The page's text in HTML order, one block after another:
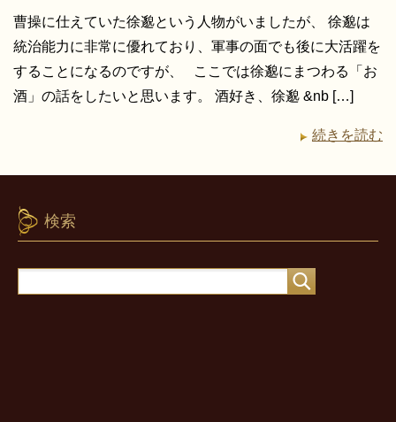
曹操に仕えていた徐邈という人物がいましたが、 徐邈は
統治能力に非常に優れており、軍事の面でも後に大活躍を
することになるのですが、 ここでは徐邈にまつわる「お
酒」の話をしたいと思います。 酒好き、徐邈 &nb […]
続きを読む
検索